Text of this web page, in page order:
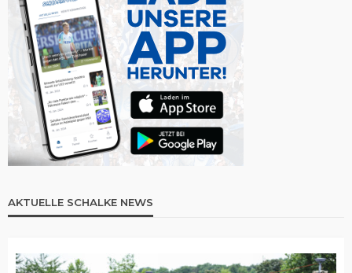
AKTUELLE SCHALKE NEWS